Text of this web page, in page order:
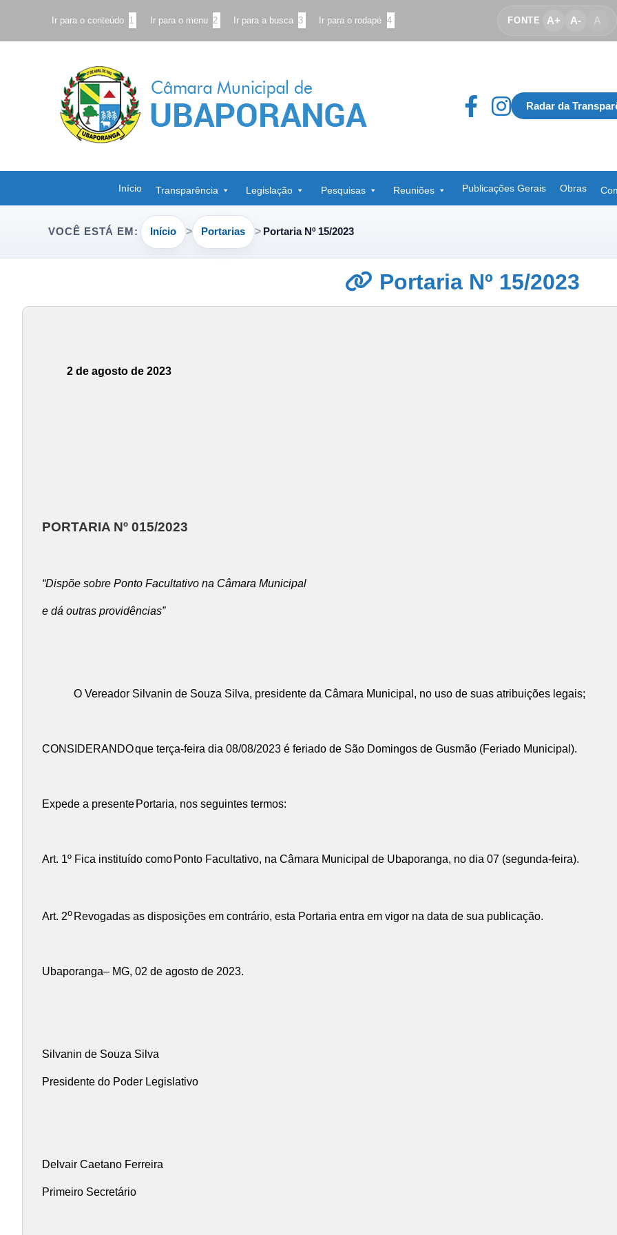
Ir para o conteúdo 1 Ir para o menu 2 Ir para a busca 3 Ir para o rodapé 4 FONTE A+ A- A
Radar da
Início Transparência Legislação Pesquisas Reuniões Publicações Gerais Obras
VOCÊ ESTÁ EM: Início Portarias Portaria Nº 15/2023
Portaria Nº 15/2023
2 de agosto de 2023
PORTARIA Nº 015/2023
“Dispõe sobre Ponto Facultativo na Câmara Municipal
e dá outras providências”
O Vereador Silvanin de Souza Silva, presidente da Câmara Municipal, no uso de suas atribuições legais;
CONSIDERANDOque terça-feira dia 08/08/2023 é feriado de São Domingos de Gusmão (Feriado Municipal).
Expede a presente Portaria, nos seguintes termos:
Art. 1º Fica instituído como Ponto Facultativo, na Câmara Municipal de Ubaporanga, no dia 07 (segunda-feira).
Art. 2o Revogadas as disposições em contrário, esta Portaria entra em vigor na data de sua publicação.
Ubaporanga– MG, 02 de agosto de 2023.
Silvanin de Souza Silva
Presidente do Poder Legislativo
Delvair Caetano Ferreira
Primeiro Secretário